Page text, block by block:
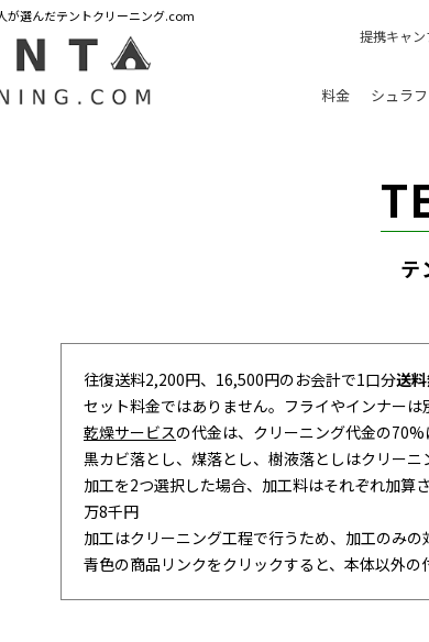
が選んだテントクリーニング.com
提携キャ
料金 シュラフ
テ
往復送料2,200円、16,500円のお会計で1口分送
セット料金ではありません。フライやインナーは
乾燥サービスの代金は、クリーニング代金の70%
黒カビ落とし、煤落とし、樹液落としはクリー
加工を2つ選択した場合、加工料はそれぞれ加算
万8千円
加工はクリーニング工程で行うため、加工のみの
青色の商品リンクをクリックすると、本体以外の